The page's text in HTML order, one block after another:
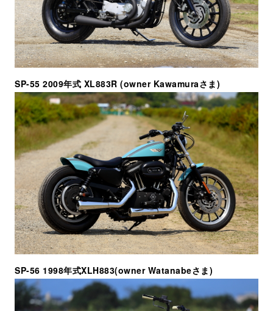
SP-55 2009年式 XL883R (owner Kawamuraさま)
SP-56 1998年式XLH883(owner Watanabeさま)